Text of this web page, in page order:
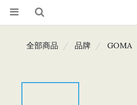
全部商品 品牌 GOMA